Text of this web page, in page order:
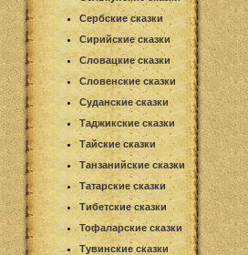
Сербские сказки
Сирийские сказки
Словацкие сказки
Словенские сказки
Суданские сказки
Таджикские сказки
Тайские сказки
Танзанийские сказки
Татарские сказки
Тибетские сказки
Тофаларские сказки
Тувинские сказки